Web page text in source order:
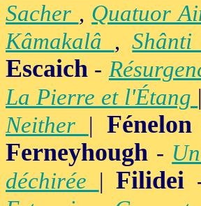
Sacher , Quatuor
Kâmakalâ ,Shânti
Escaich -
La Pierre et l'Étang
Neither | Fénelon
Ferneyhough -
déchirée |Filidei